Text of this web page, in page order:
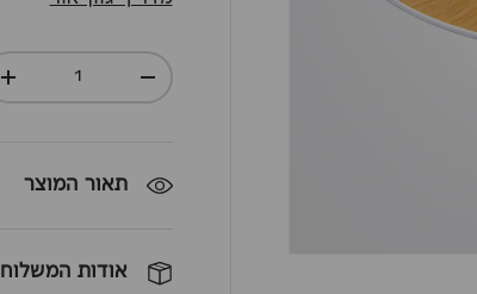
כמות
+
תאור המוצר
אודות המשלוח